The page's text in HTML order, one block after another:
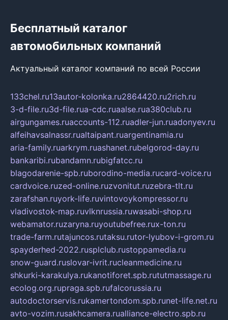
Бесплатный каталог
автомобильных компаний
Актуальный каталог компаний по всей России
133chel.ru13autor-kolonka.ru2864420.ru2rich.ru
3-d-file.ru3d-file.rua-cdc.ruaalse.rua380club.ru
airgungames.ruaccounts-112.ruadler-jun.ruadonyev.ru
alfeihavsalnassr.rualtaipant.ruargentinamia.ru
aria-family.ruarkrym.ruashanet.rubelgorod-day.ru
bankaribi.rubandamn.rubigfatcc.ru
blagodarenie-spb.ruborodino-media.rucard-voice.ru
cardvoice.ruzed-online.ruzvonitut.ruzebra-tlt.ru
zarafshan.ruyork-life.ruvintovoykompressor.ru
vladivostok-map.ruvlknrussia.ruwasabi-shop.ru
webamator.ruzaryna.ruyoutubefree.rux-ton.ru
trade-farm.rutajuncos.rutaksu.rutor-lyubov-i-grom.ru
spayderhed-2022.rusplclub.rustoppamedia.ru
snow-guard.ruslovar-ivrit.rucleanmedicine.ru
shkurki-karakulya.rukanotiforet.spb.rututmassage.ru
ecolog.org.rupraga.spb.rufalcorussia.ru
autodoctorservis.rukamertondom.spb.runet-life.net.ru
avto-vozim.rusakhcamera.rualliance-electro.spb.ru